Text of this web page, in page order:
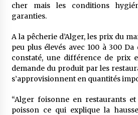
cher mais les conditions
garanties.
A la pêcherie d’Alger, les prix du
peu plus élevés avec 100 à 300
constaté, une différence de prix
demande du produit par les
s’approvisionnent en quantités
“Alger foisonne en restaurants
poisson ce qui explique la